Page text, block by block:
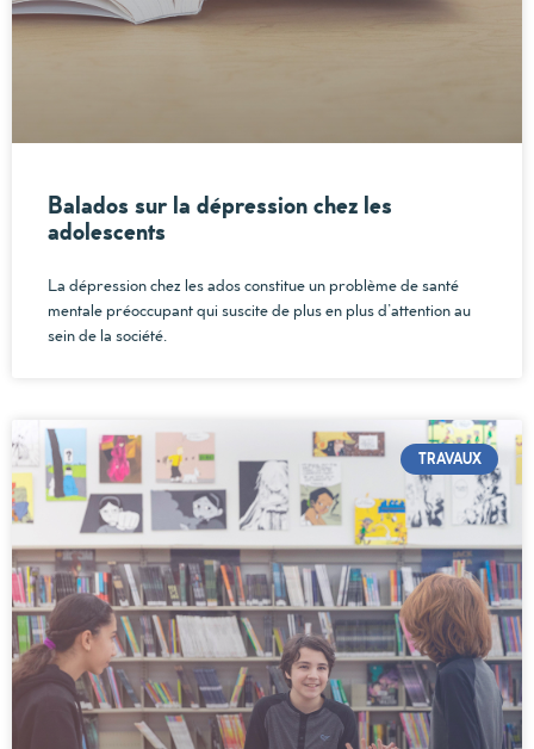
Balados sur la dépression chez les
adolescents
La dépression chez les ados constitue un problème de santé
mentale préoccupant qui suscite de plus en plus d’attention au
sein de la société.
TRAVAUX